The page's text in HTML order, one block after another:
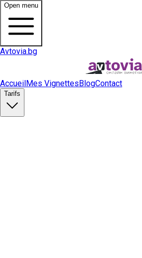
Open menu
Avtovia.bg
AccueilMes VignettesBlogContact
Tarifs